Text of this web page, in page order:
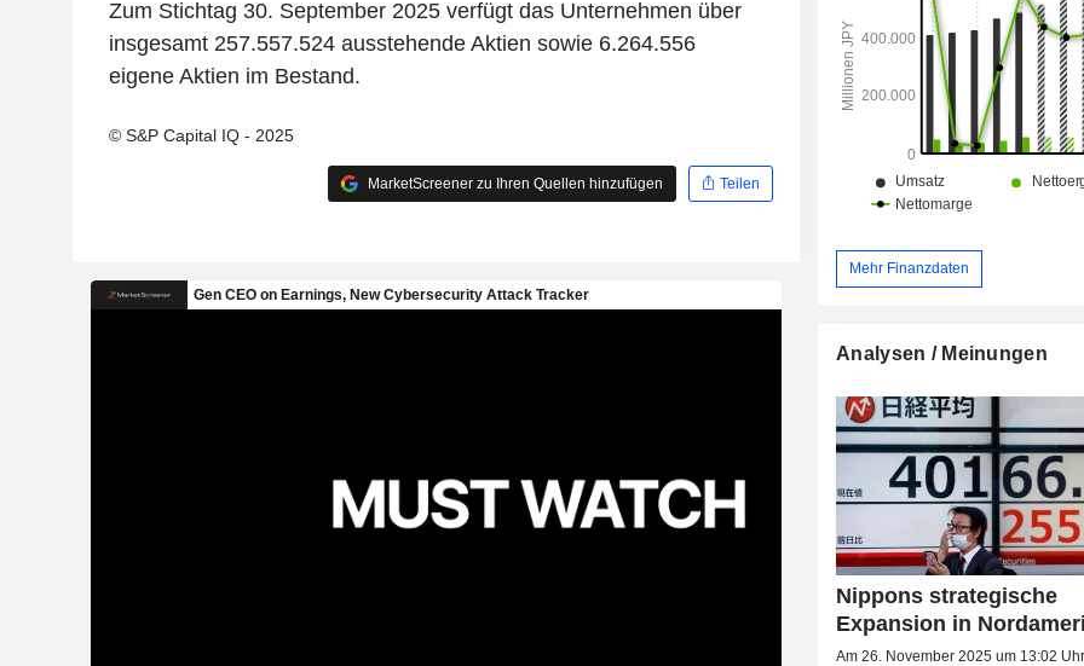
Zum Stichtag 30. September 2025 verfügt das Unternehmen über
insgesamt 257.557.524 ausstehende Aktien sowie 6.264.556
eigene Aktien im Bestand.
© S&P Capital IQ - 2025
MarketScreener zu Ihren Quellen hinzufügen Teilen
Mehr Finanzdaten
Analysen / Meinungen
Nippons strategische
Expansion in
Am 26. November 2025 um 13:02 Uhr